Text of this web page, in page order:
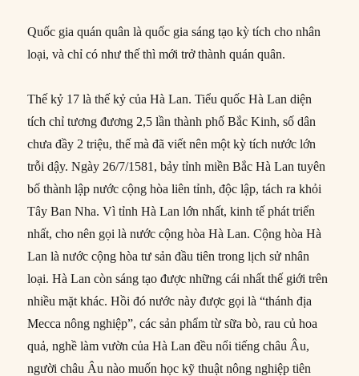
Quốc gia quán quân là quốc gia sáng tạo kỳ tích cho nhân
loại, và chỉ có như thế thì mới trở thành quán quân.
Thế kỷ 17 là thế kỷ của Hà Lan. Tiểu quốc Hà Lan diện
tích chỉ tương đương 2,5 lần thành phố Bắc Kinh, số dân
chưa đầy 2 triệu, thế mà đã viết nên một kỳ tích nước lớn
trỗi dậy. Ngày 26/7/1581, bảy tỉnh miền Bắc Hà Lan tuyên
bố thành lập nước cộng hòa liên tỉnh, độc lập, tách ra khỏi
Tây Ban Nha. Vì tỉnh Hà Lan lớn nhất, kinh tế phát triển
nhất, cho nên gọi là nước cộng hòa Hà Lan. Cộng hòa Hà
Lan là nước cộng hòa tư sản đầu tiên trong lịch sử nhân
loại. Hà Lan còn sáng tạo được những cái nhất thế giới trên
nhiều mặt khác. Hồi đó nước này được gọi là “thánh địa
Mecca nông nghiệp”, các sản phẩm từ sữa bò, rau củ hoa
quả, nghề làm vườn của Hà Lan đều nổi tiếng châu Âu,
người châu Âu nào muốn học kỹ thuật nông nghiệp tiên